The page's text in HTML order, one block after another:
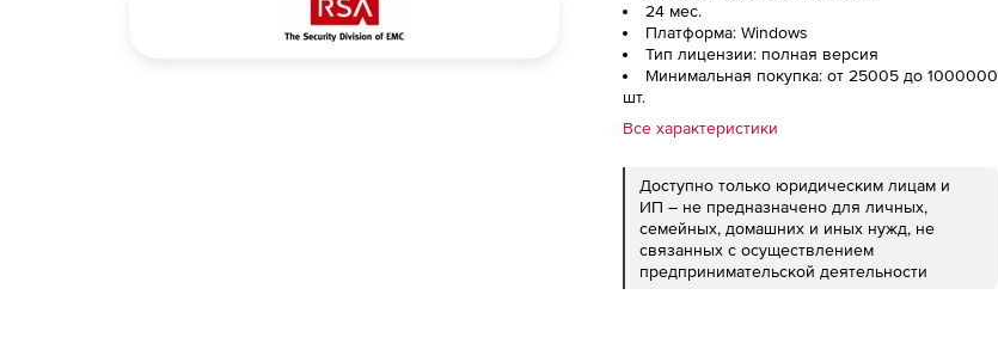
24 мес.
Платформа: Windows
Тип лицензии: полная версия
Минимальная покупка: от 25005 до 1000000
шт.
Все характеристики
Доступно только юридическим лицам и
ИП – не предназначено для личных,
семейных, домашних и иных нужд, не
связанных с осуществлением
предпринимательской деятельности